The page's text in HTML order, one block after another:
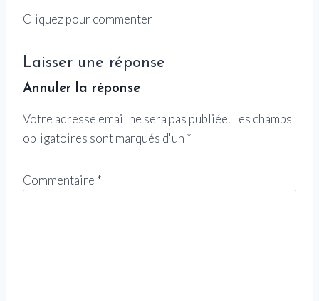
Cliquez pour commenter
Laisser une réponse
Annuler la réponse
Votre adresse email ne sera pas publiée. Les champs
obligatoires sont marqués d'un *
Commentaire *